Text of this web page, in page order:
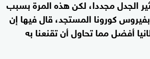
الجدل مجددا، لكن هذه المرة بسبب
كورونا المستجد، قال فيها إن
أفضل مما تحاول أن تقنعنا به